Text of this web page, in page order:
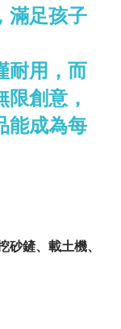
滿足孩子
耐用，而
創意，
能成為每
砂鏟、載土機、